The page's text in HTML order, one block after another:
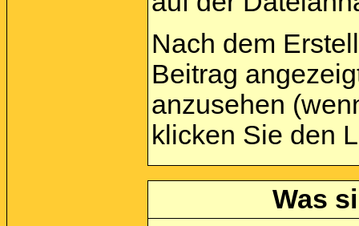
Nach dem
Beitrag
anzusehen
klicken Sie den
Was